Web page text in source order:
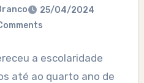
25/04/2024
a escolaridade
até ao quarto ano de